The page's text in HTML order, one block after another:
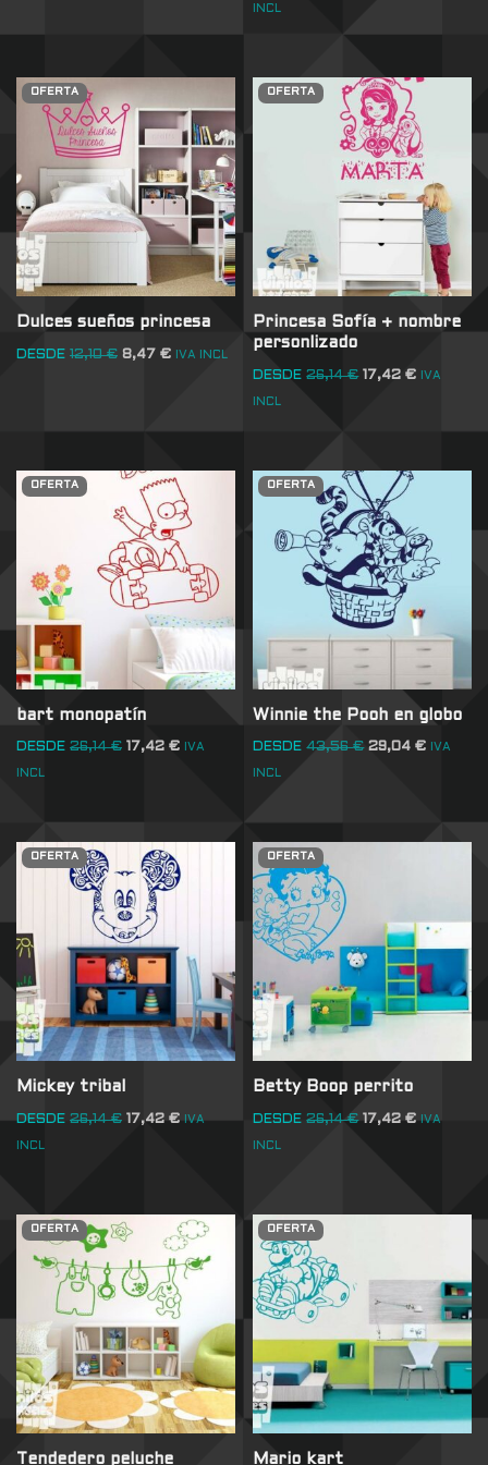
INCL
OFERTA
Dulces sueños princesa
DESDE 12,10€ 8,47 € IVA INCL
OFERTA
Princesa Sofía + nombre
personlizado
DESDE 26,14€ 17,42€ IVA
INCL
OFERTA
bart monopatín
DESDE 26,14€ 17,42 € IVA
INCL
OFERTA
Winnie the Pooh en globo
DESDE 43,56€ 29,04€ IVA
INCL
OFERTA
Mickey tribal
DESDE 26,14€ 17,42€ IVA
INCL
OFERTA
Betty Boop perrito
DESDE 26,14€ 17,42€ IVA
INCL
OFERTA
Tendedero peluche
OFERTA
Mario kart